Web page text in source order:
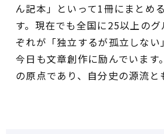
ん記本」といって1冊にまとめ
す。現在でも全国に25以上の
ぞれが「独立するが孤立しない
今日も文章創作に励んでいます
の原点であり、自分史の源流と